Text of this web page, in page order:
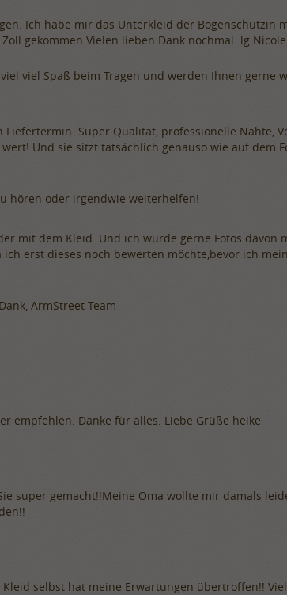
Ich habe mir das Unterkleid der Bogenschützin
gekommen Vielen lieben Dank nochmal. lg Nicole
viel Spaß beim Tragen und werden Ihnen gerne
Super Qualität, professionelle Nähte,
Und sie sitzt tatsächlich genauso wie auf dem
hören oder irgendwie weiterhelfen!
mit dem Kleid. Und ich würde gerne Fotos davon
erst dieses noch bewerten möchte,bevor ich
ArmStreet Team
empfehlen. Danke für alles. Liebe Grüße heike
super gemacht!!Meine Oma wollte mir damals
selbst hat meine Erwartungen übertroffen!!